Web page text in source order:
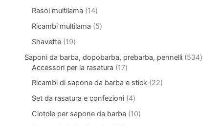
Rasoi multilama
14
Ricambi multilama
5
Shavette 19
Saponi da barba, dopobarba, prebarba, pennelli 534
Accessori per la rasatura
17
Ricambi di sapone da barba e stick 22
Set da rasatura e confezioni 4
Ciotole per sapone da barba
10